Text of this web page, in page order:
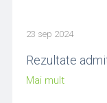
23 sep 2024
Rezultate
Mai mult